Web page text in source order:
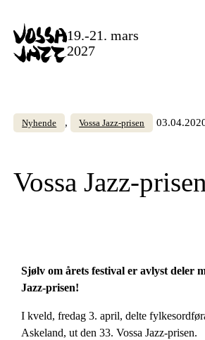
content
19.-21. mars
2027
Nyhende , Vossa Jazz-prisen
Vossa Jazz-
Sjølv om årets festival er avlyst deler
Jazz-prisen!
I kveld, fredag 3. april, delte
Askeland, ut den 33. Vossa Jazz-prisen.